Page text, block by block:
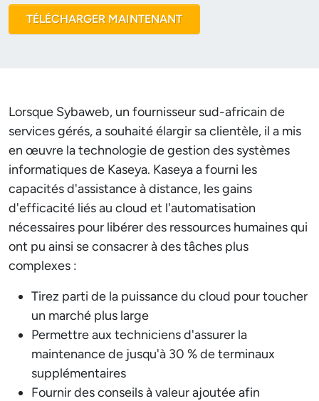
TÉLÉCHARGER MAINTENANT
Lorsque Sybaweb, un fournisseur sud-africain de
services gérés, a souhaité élargir sa clientèle, il a mis
en œuvre la technologie de gestion des systèmes
informatiques de Kaseya. Kaseya a fourni les
capacités d'assistance à distance, les gains
d'efficacité liés au cloud et l'automatisation
nécessaires pour libérer des ressources humaines qui
ont pu ainsi se consacrer à des tâches plus
complexes :
Tirez parti de la puissance du cloud pour toucher
un marché plus large
Permettre aux techniciens d'assurer la
maintenance de jusqu'à 30 % de terminaux
supplémentaires
Fournir des conseils à valeur ajoutée afin